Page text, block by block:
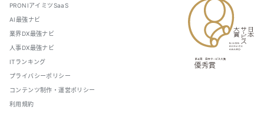
PRONIアイミツSaaS
AI最強ナビ
業界DX最強ナビ
人事DX最強ナビ
ITランキング
プライバシーポリシー
コンテンツ制作・運営ポリシー
利用規約